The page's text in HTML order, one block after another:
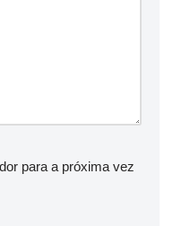
para a próxima vez